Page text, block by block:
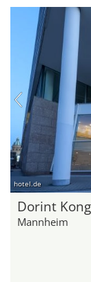
hotel.de
Dorint
Mannheim